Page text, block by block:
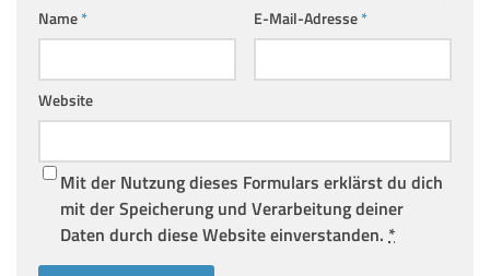
Name* E-Mail-Adresse*
Website
Mit der Nutzung dieses Formulars erklärst du dich
mit der Speicherung und Verarbeitung deiner
Daten durch diese Website einverstanden. *